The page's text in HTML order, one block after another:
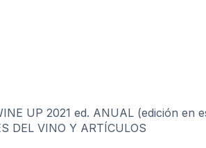
UP 2021 ed. ANUAL (edición en
DEL VINO Y ARTÍCULOS